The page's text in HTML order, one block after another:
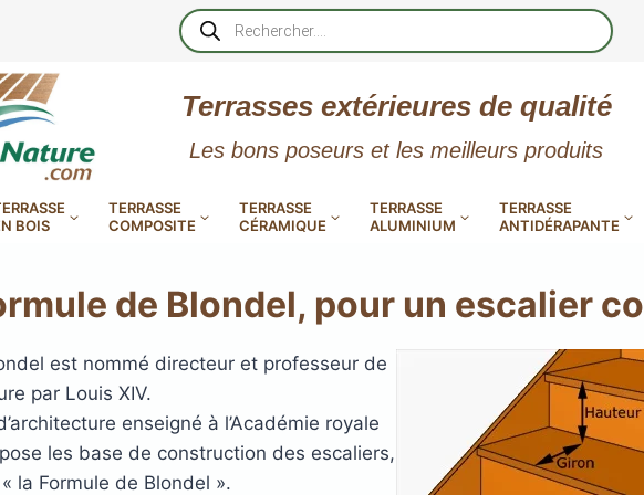
Recherche
de
produits
Terrasses extérieures de qualité
Les bons poseurs et les meilleurs produits
BOIS
DE TERRASSE
EXOTIQUE
TERRASSE
COMPOSITE
TERRASSE EN
TIMBERTECH
TERRASSE
CÉRAMIQUE
DE TERRASSE
CERAMIQUE
EN
TERRASSE
ALUMINIUM
XtremDeck : Lames de terrasse
en aluminium incombustibles
TERRASSE
ANTIDÉRAPANTE
EN BOIS
PLOTS EN PVC
RÉGLABLES
POUR TERRASSE
VOIE
LAMES DE BARDAGE
XTRACLAD « CLIN »
de Blondel, pour un escalier
est nommé directeur et professeur de
par Louis XIV.
enseigné à l’Académie royale
les base de construction des escaliers,
la Formule de Blondel ».